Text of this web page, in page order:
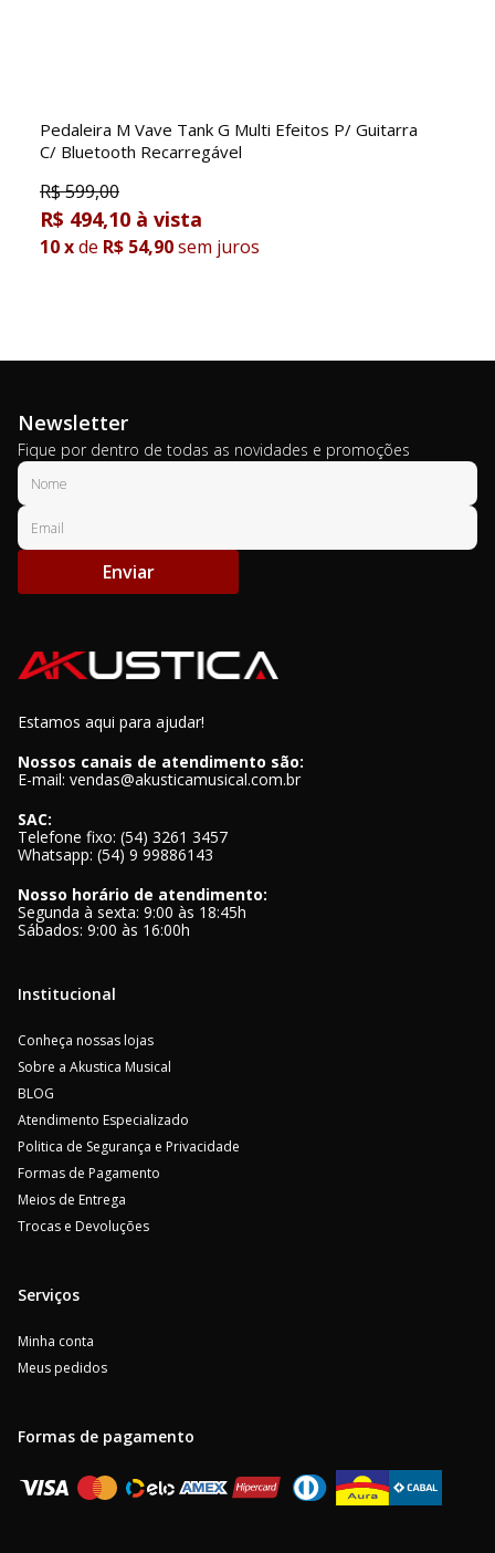
Pedaleira M Vave Tank G Multi Efeitos P/ Guitarra
C/ Bluetooth Recarregável
R$599,00
R$ 494,10
10xde R$ 54,90sem juros
Newsletter
Fique por dentro de todas as novidades e promoções
Enviar
Estamos aqui para ajudar!
Nossos canais de atendimento são:
E-mail: vendas@akusticamusical.com.br
SAC:
Telefone fixo: (54) 3261 3457
Whatsapp: (54) 9 99886143
Nosso horário de atendimento:
Segunda à sexta: 9:00 às 18:45h
Sábados: 9:00 às 16:00h
Institucional
Conheça nossas lojas
Sobre a Akustica Musical
BLOG
Atendimento Especializado
Politica de Segurança e Privacidade
Formas de Pagamento
Meios de Entrega
Trocas e Devoluções
Serviços
Minha conta
Meus pedidos
Formas de pagamento